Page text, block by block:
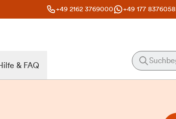
+49 2162 3769000 +49 177 8376058
& FAQ